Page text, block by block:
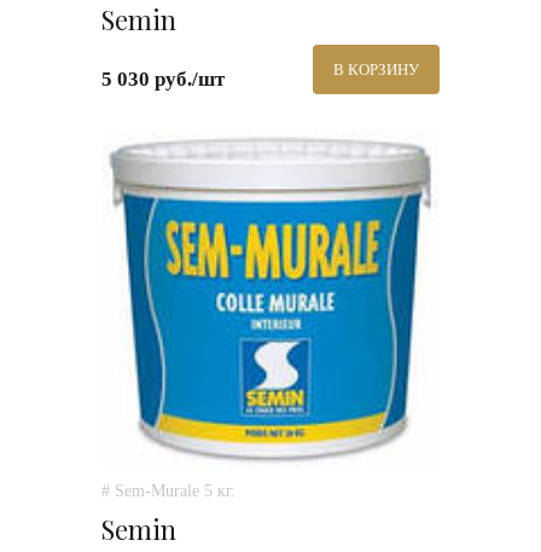
Semin
5 030 руб./шт В КОРЗИНУ
# Sem-Murale 5 кг.
Semin